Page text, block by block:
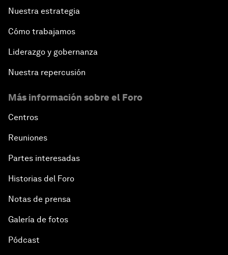
Nuestra estrategia
Cómo trabajamos
Liderazgo y gobernanza
Nuestra repercusión
Más información sobre el Foro
Centros
Reuniones
Partes interesadas
Historias del Foro
Notas de prensa
Galería de fotos
Pódcast